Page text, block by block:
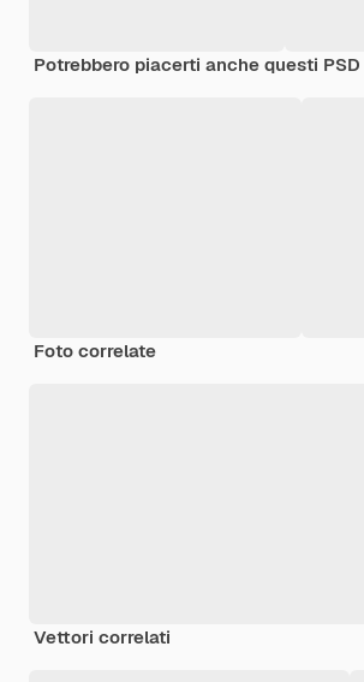
Potrebbero piacerti anche questi PSD
Foto correlate
Vettori correlati